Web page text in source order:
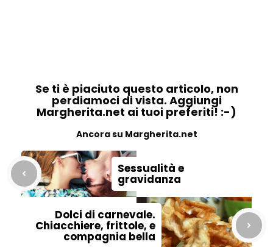
Se ti è piaciuto questo articolo, non
perdiamoci di vista. Aggiungi
Margherita.net ai tuoi preferiti! :-)
Ancora su Margherita.net
Sessualità e
gravidanza
Dolci di carnevale.
Chiacchiere, frittole, e
compagnia bella